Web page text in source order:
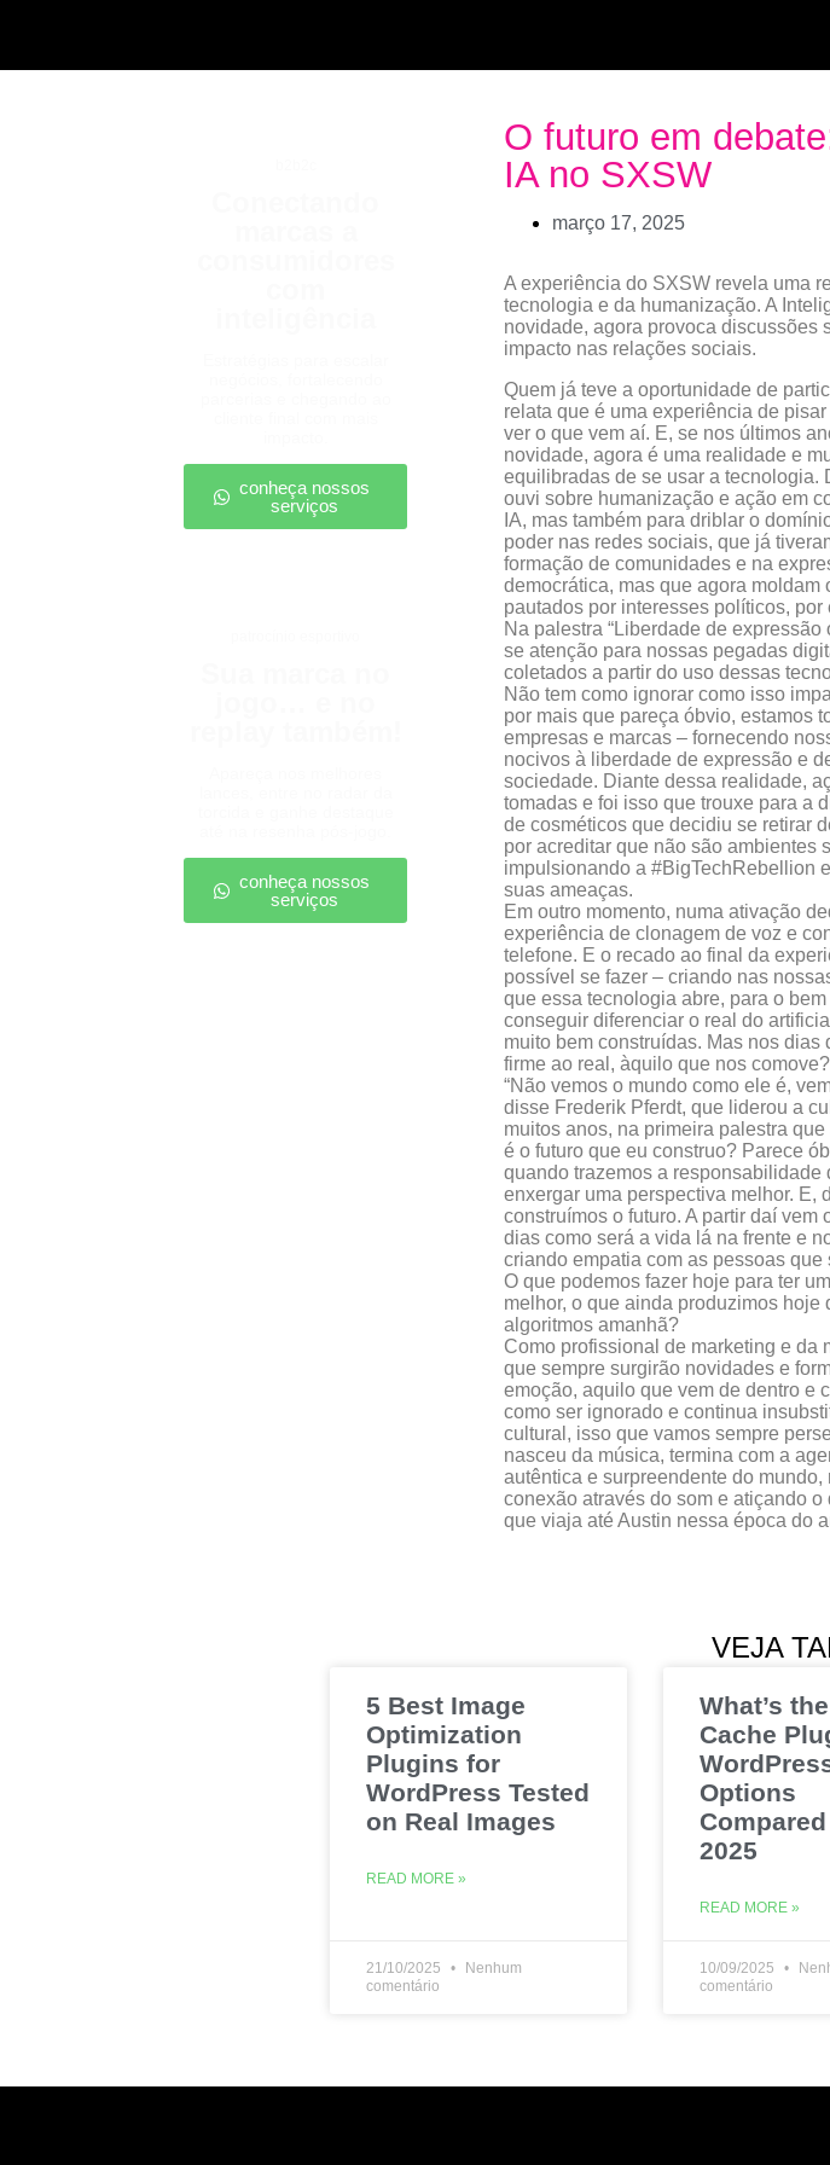
conheça nossos
serviços
conheça nossos
serviços
O futuro em
IA no SXSW
março 17, 2025
A experiência do SXSW revela uma
tecnologia e da humanização. A
novidade, agora provoca discussões
impacto nas relações sociais.
Quem já teve a oportunidade de
relata que é uma experiência de
ver o que vem aí. E, se nos últimos
novidade, agora é uma realidade e
equilibradas de se usar a tecnologia.
ouvi sobre humanização e ação em
IA, mas também para driblar o
poder nas redes sociais, que já
formação de comunidades e na
democrática, mas que agora
pautados por interesses políticos, por
Na palestra “Liberdade de
se atenção para nossas pegadas
coletados a partir do uso dessas
Não tem como ignorar como isso
por mais que pareça óbvio, estamos
empresas e marcas – fornecendo
nocivos à liberdade de expressão e
sociedade. Diante dessa realidade,
tomadas e foi isso que trouxe para a
de cosméticos que decidiu se retirar
por acreditar que não são ambientes
impulsionando a #BigTechRebellion
suas ameaças.
Em outro momento, numa ativação
experiência de clonagem de voz e
telefone. E o recado ao final da
possível se fazer – criando nas
que essa tecnologia abre, para o
conseguir diferenciar o real do
muito bem construídas. Mas nos
firme ao real, àquilo que nos comove?
“Não vemos o mundo como ele é,
disse Frederik Pferdt, que liderou a
muitos anos, na primeira palestra
é o futuro que eu construo? Parece
quando trazemos a responsabilidade
enxergar uma perspectiva melhor. E,
construímos o futuro. A partir daí
dias como será a vida lá na frente e
criando empatia com as pessoas
O que podemos fazer hoje para ter
melhor, o que ainda produzimos hoje
algoritmos amanhã?
Como profissional de marketing e da
que sempre surgirão novidades e
emoção, aquilo que vem de dentro e
como ser ignorado e continua
cultural, isso que vamos sempre
nasceu da música, termina com a
autêntica e surpreendente do
conexão através do som e atiçando
que viaja até Austin nessa época do
VEJA
5 Best Image
Optimization
Plugins for
WordPress Tested
on Real Images
READ MORE »
21/10/2025
Nenhum
comentário
What’s
Cache
Options
2025
READ MORE »
10/09/2025
comentário